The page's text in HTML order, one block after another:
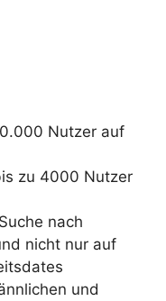
Nutzer auf
zu 4000 Nutzer
nach
nicht nur auf
und